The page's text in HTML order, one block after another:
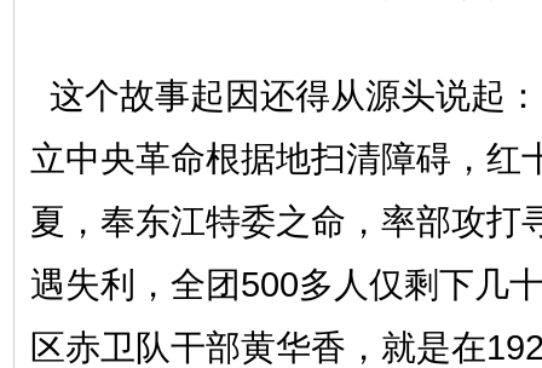
这个故事起因还得从源头说起
立中央革命根据地扫清障碍，红
夏，奉东江特委之命，率部攻打
遇失利，全团500多人仅剩下几
区赤卫队干部黄华香，就是在